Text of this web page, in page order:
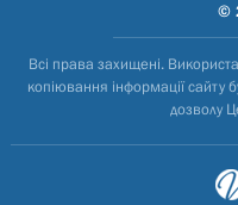
©
Всі права захищені.
копіювання інформації
дозволу